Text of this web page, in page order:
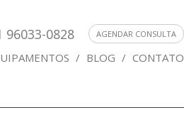
AGENDAR CONSULTA
96033-0828
/ BLOG / CONTATO